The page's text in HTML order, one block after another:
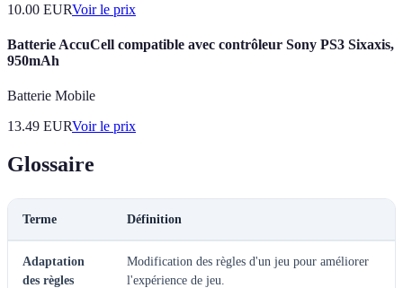
10.00 EURVoir le prix
Batterie AccuCell compatible avec contrôleur Sony PS3 Sixaxis,
950mAh
Batterie Mobile
13.49 EURVoir le prix
Glossaire
Terme Définition
Adaptation
des règles
Modification des règles d'un jeu pour améliorer
l'expérience de jeu.